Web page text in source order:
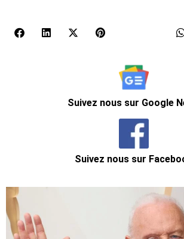
Suivez nous sur Google
Suivez nous sur